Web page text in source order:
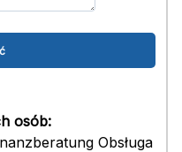
osób:
Obsługa